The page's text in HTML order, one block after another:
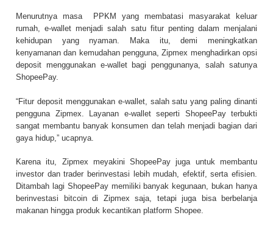
Menurutnya masa PPKM yang membatasi masyarakat keluar
rumah, e-wallet menjadi salah satu fitur penting dalam menjalani
kehidupan yang nyaman. Maka itu, demi meningkatkan
kenyamanan dan kemudahan pengguna, Zipmex menghadirkan opsi
deposit menggunakan e-wallet bagi penggunanya, salah satunya
ShopeePay.
“Fitur deposit menggunakan e-wallet, salah satu yang paling dinanti
pengguna Zipmex. Layanan e-wallet seperti ShopeePay terbukti
sangat membantu banyak konsumen dan telah menjadi bagian dari
gaya hidup,” ucapnya.
Karena itu, Zipmex meyakini ShopeePay juga untuk membantu
investor dan trader berinvestasi lebih mudah, efektif, serta efisien.
Ditambah lagi ShopeePay memiliki banyak kegunaan, bukan hanya
berinvestasi bitcoin di Zipmex saja, tetapi juga bisa berbelanja
makanan hingga produk kecantikan platform Shopee.